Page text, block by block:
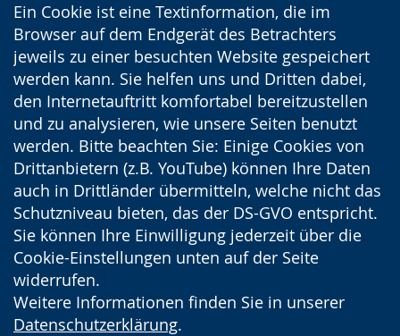
Ein Cookie ist eine Textinformation, die im
Browser auf dem Endgerät des Betrachters
jeweils zu einer besuchten Website gespeichert
werden kann. Sie helfen uns und Dritten dabei,
den Internetauftritt komfortabel bereitzustellen
und zu analysieren, wie unsere Seiten benutzt
werden. Bitte beachten Sie: Einige Cookies von
Drittanbietern (z.B. YouTube) können Ihre Daten
auch in Drittländer übermitteln, welche nicht das
Schutzniveau bieten, das der DS-GVO entspricht.
Sie können Ihre Einwilligung jederzeit über die
Cookie-Einstellungen unten auf der Seite
widerrufen.
Weitere Informationen finden Sie in unserer
Datenschutzerklärung.